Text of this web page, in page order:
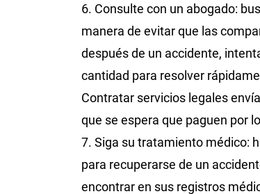
6. Consulte con un abogado:
manera de evitar que las
después de un accidente,
cantidad para resolver
Contratar servicios legales
que se espera que paguen por
7. Siga su tratamiento médico:
para recuperarse de un
encontrar en sus registros